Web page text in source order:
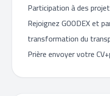
Participation à des
Rejoignez GOODEX et
transformation du
Prière envoyer votre